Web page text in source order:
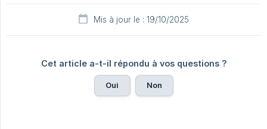
Mis à jour le : 19/10/2025
Cet article a-t-il répondu à vos questions ?
Oui Non